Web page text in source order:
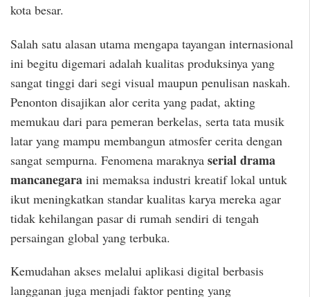
kota besar.
Salah satu alasan utama mengapa tayangan internasional
ini begitu digemari adalah kualitas produksinya yang
sangat tinggi dari segi visual maupun penulisan naskah.
Penonton disajikan alor cerita yang padat, akting
memukau dari para pemeran berkelas, serta tata musik
latar yang mampu membangun atmosfer cerita dengan
sangat sempurna. Fenomena maraknya serial drama
mancanegara ini memaksa industri kreatif lokal untuk
ikut meningkatkan standar kualitas karya mereka agar
tidak kehilangan pasar di rumah sendiri di tengah
persaingan global yang terbuka.
Kemudahan akses melalui aplikasi digital berbasis
langganan juga menjadi faktor penting yang